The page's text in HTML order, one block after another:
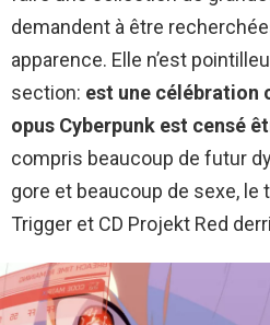
demandent à être
apparence. Elle n’est
section: est une célébration
opus Cyberpunk est censé
compris beaucoup de futur
gore et beaucoup de sexe, le
Trigger et CD Projekt Red